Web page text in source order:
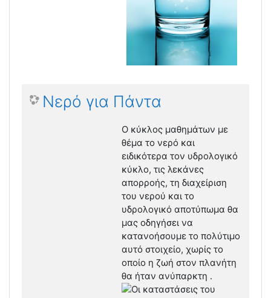
Νερό για Πάντα
O κύκλος μαθημάτων με
θέμα το νερό και
ειδικότερα τον υδρολογικό
κύκλο, τις λεκάνες
απορροής, τη διαχείριση
του νερού και το
υδρολογικό αποτύπωμα θα
μας οδηγήσει να
κατανοήσουμε το πολύτιμο
αυτό στοιχείο, χωρίς το
οποίο η ζωή στον πλανήτη
θα ήταν ανύπαρκτη .